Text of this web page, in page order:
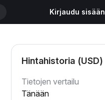
Kirjaudu sisään
Hintahistoria (USD)
Tietojen vertailu
Tänään